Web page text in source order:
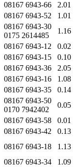
08167 6943-66 2.01
08167 6943-52 1.01
08167 6943-30
0175 2614485
1.16
08167 6943-12 0.02
08167 6943-15 0.10
08167 6943-36 2.05
08167 6943-16 1.08
08167 6943-35 0.14
08167 6943-50
0170 7942402
0.05
08167 6943-58 0.01
08167 6943-42 0.13
08167 6943-18 1.13
08167 6943-34 1.09